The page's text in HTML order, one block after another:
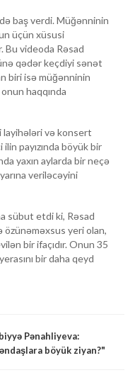
baş verdi. Müğənninin
üçün xüsusi
Bu videoda Rəsad
qədər keçdiyi sənət
biri isə müğənninin
haqqında
layihələri və konsert
payızında böyük bir
yaxın aylarda bir neçə
veriləcəyini
sübut etdi ki, Rəsad
yeri olan,
bir ifaçıdır. Onun 35
bir daha qeyd
Pənahliyeva:
böyük ziyan?"